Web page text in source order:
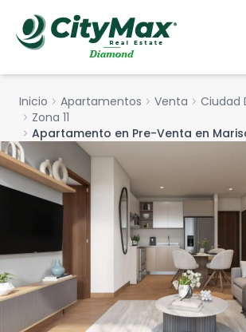
Inicio chevron_right Apartamentos chevron_right Venta chevron_right Ciudad
chevron_right Zona 11
chevron_right Apartamento en Pre-Venta en